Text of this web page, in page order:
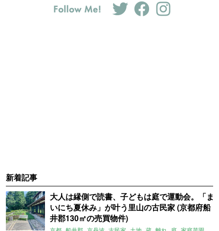
新着記事
大人は縁側で読書、子どもは庭で運動会。「ま
いにち夏休み」が叶う里山の古民家 (京都府船
井郡130㎡の売買物件)